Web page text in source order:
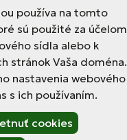
používa na tomto
sú použité za účelom
sídla alebo k
stránok Vaša doména.
nastavenia webového
s ich používaním.
cookies